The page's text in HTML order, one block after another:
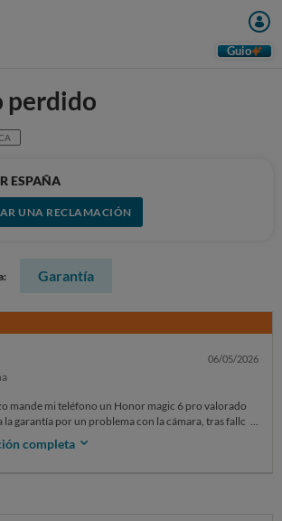
Guio
perdido
ESPAÑA
UNA RECLAMACIÓN
Garantía
06/05/2026
mande mi teléfono un Honor magic 6 pro valorado
la garantía por un problema con la cámara, tras fallos
la empresa reparadora, el cual no me dejaba ver el
y varios correos preguntando por él, teniendo
inmediatamente a Honor y Anovo el servicio
completa